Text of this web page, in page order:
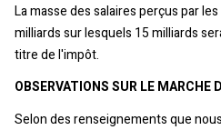
La masse des salaires perçus par
milliards sur lesquels 15 milliards
titre de l'impôt.
OBSERVATIONS SUR LE MARCHE
Selon des renseignements que